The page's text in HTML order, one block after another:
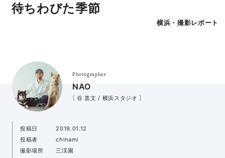
待ちわびた季節
横浜・撮影レポート
Photographer
NAO
［ 谷 直文 / 横浜スタジオ ］
投稿日
2019.01.12
投稿者
chinami
撮影場所
三渓園